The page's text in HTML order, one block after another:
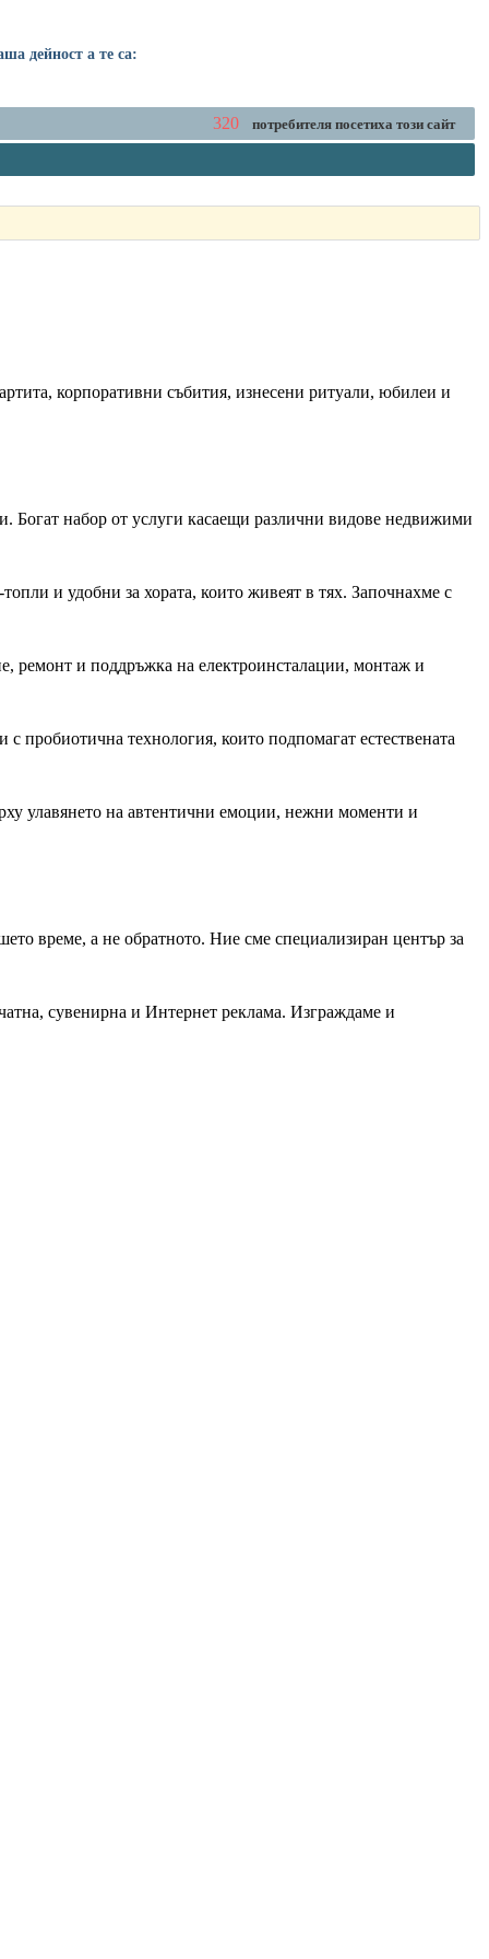
дейност а те са:
320 потребителя посетиха този сайт
корпоративни събития, изнесени ритуали, юбилеи и
набор от услуги касаещи различни видове недвижими
и удобни за хората, които живеят в тях. Започнахме с
ремонт и поддръжка на електроинсталации, монтаж и
пробиотична технология, които подпомагат естествената
улавянето на автентични емоции, нежни моменти и
време, а не обратното. Ние сме специализиран център за
сувенирна и Интернет реклама. Изграждаме и